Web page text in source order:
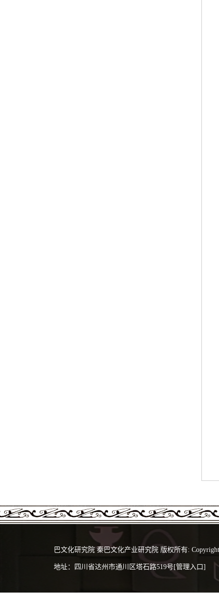
巴文化研究院 秦巴文化产业研究院 版权所有: Copyright
地址：四川省达州市通川区塔石路519号 [管理入口]